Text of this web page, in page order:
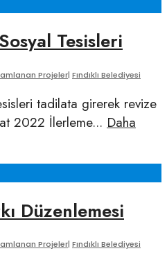
Tesisi
Tesisleri
Projeler| Fındıklı Belediyesi
tadilata girerek revize
2022 İlerleme... Daha
Düzenlemesi
Projeler| Fındıklı Belediyesi